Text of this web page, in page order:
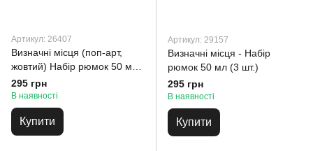
Артикул: 26407
Визначні місця (поп-арт,
жовтий) Набір рюмок 50 мл
(3 шт.)
295 грн
В наявності
Купити
Артикул: 29157
Визначні місця - Набір
рюмок 50 мл (3 шт.)
295 грн
В наявності
Купити